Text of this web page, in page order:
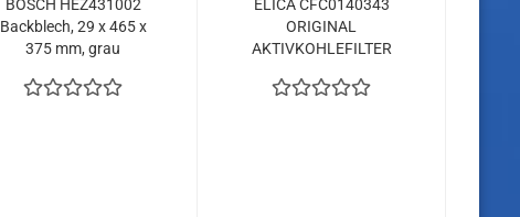
BOSCH HEZ431002
Backblech, 29 x 465 x
375 mm, grau
ELICA CFC0140343
ORIGINAL
AKTIVKOHLEFILTER